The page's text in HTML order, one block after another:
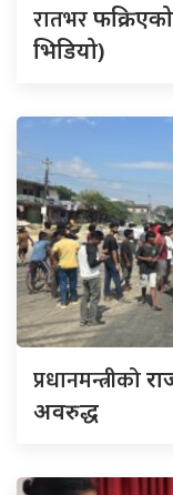
रातभर
भिडियो)
प्रधानमन्त्रीको
अवरुद्ध